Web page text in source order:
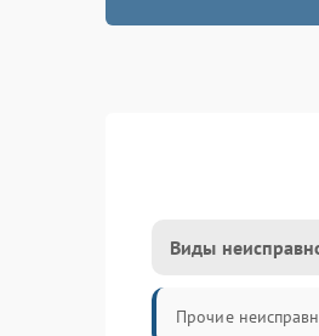
Виды
Прочие